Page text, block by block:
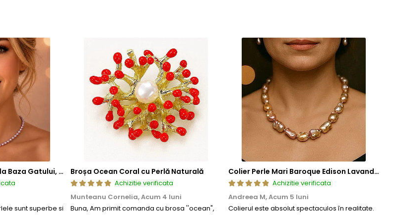
Colier cu Perle Lavanda la Baza Gatului, de 4-5 mm, Perle Rare, Calitate AAA+, Aur 14K | KASKADDA®
sunt superbe si
Broșa Ocean Coral cu Perlă Naturală
Achizitie verificata
Munteanu Cornelia,Acum 4 luni
Buna, Am primit comanda cu brosa ''ocean",
Colier Perle Mari Baroque Edison Lavandă, Calitatea AAA, Aur 14K | KASKADDA®
Achizitie verificata
Andreea M,Acum 5 luni
Colierul este absolut spectaculos în realitate.